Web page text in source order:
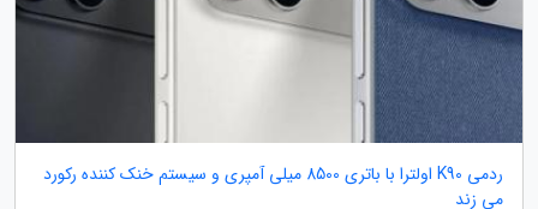
ردمی K90 اولترا با باتری 8500 میلی آمپری و سیستم خنک کننده رکورد
می زند